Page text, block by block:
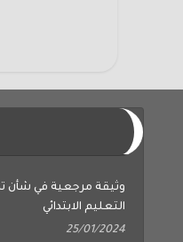
وثيقة مرجعية في شأن
التعليم الابتدائي
25/01/2024